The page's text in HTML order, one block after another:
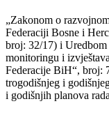
„Zakonom o
Federaciji Bosne i
broj: 32/17) i
monitoringu i
Federacije BiH“, broj:
trogodišnjeg i
i godišnjih planova